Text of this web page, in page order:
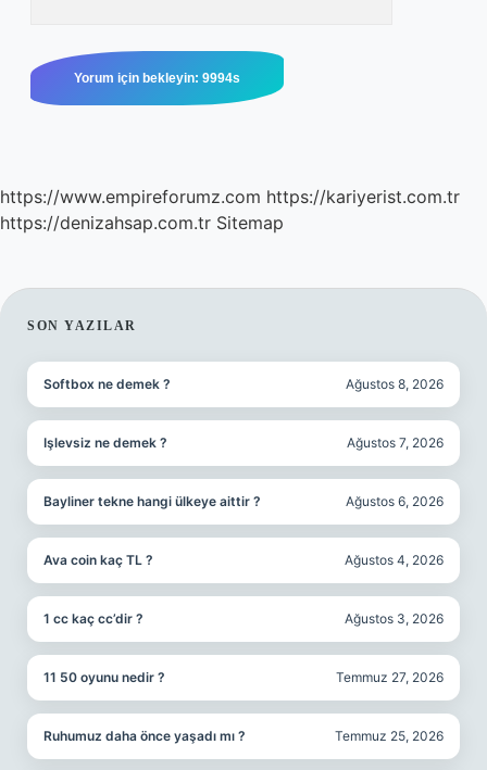
https://www.empireforumz.com https://kariyerist.com.tr
https://denizahsap.com.tr Sitemap
SIDEBAR
SON YAZILAR
Softbox ne demek ? Ağustos 8, 2026
Işlevsiz ne demek ? Ağustos 7, 2026
Bayliner tekne hangi ülkeye aittir ? Ağustos 6, 2026
Ava coin kaç TL ? Ağustos 4, 2026
1 cc kaç cc’dir ? Ağustos 3, 2026
11 50 oyunu nedir ? Temmuz 27, 2026
Ruhumuz daha önce yaşadı mı ? Temmuz 25, 2026